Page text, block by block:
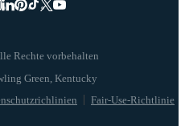
Rechte vorbehalten
Fair-Use-Richtlinie